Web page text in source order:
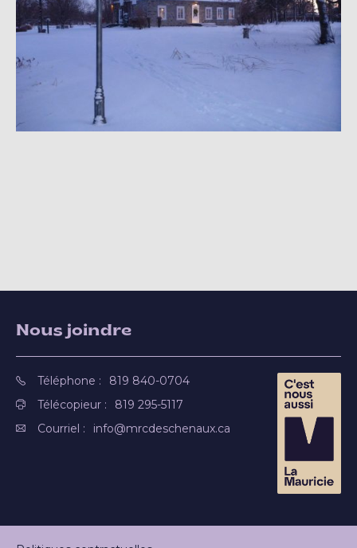
Nous joindre
Téléphone :
819 840-0704
Télécopieur :
819 295-5117
Courriel :
info@mrcdeschenaux.ca